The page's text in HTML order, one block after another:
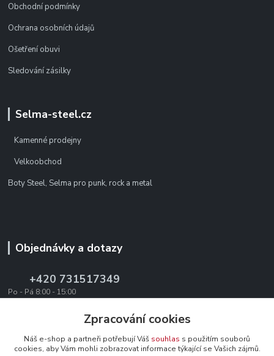
Obchodní podmínky
Ochrana osobních údajů
Ošetření obuvi
Sledování zásilky
Selma-steel.cz
Kamenné prodejny
Velkoobchod
Boty Steel, Selma pro punk, rock a metal
Objednávky a dotazy
+420 731517349
Po - Pá 8:00 - 15:00
office@texevo.czZpracování cookies
Náš e-shop a partneři potřebují Váš souhlas s použitím souborů
cookies, aby Vám mohli zobrazovat informace týkající se Vašich zájmů.